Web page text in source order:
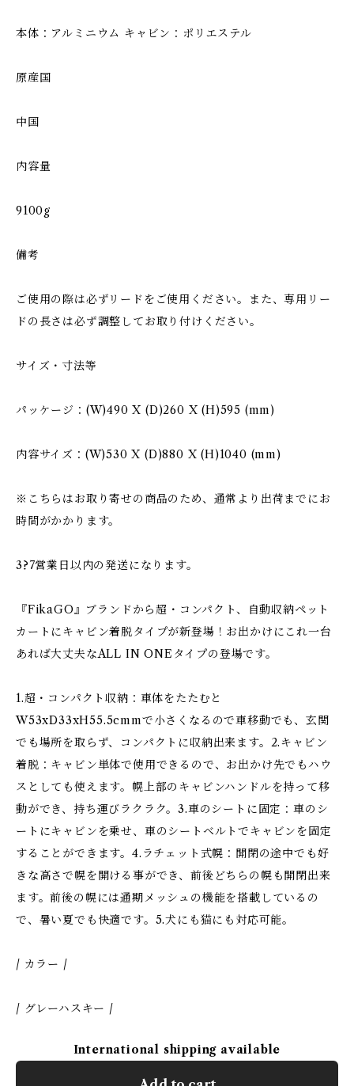
本体：アルミニウム キャビン：ポリエステル
原産国
中国
内容量
9100g
備考
ご使用の際は必ずリードをご使用ください。また、専用リー
ドの長さは必ず調整してお取り付けください。
サイズ・寸法等
パッケージ：(W)490 X (D)260 X (H)595 (mm)
内容サイズ：(W)530 X (D)880 X (H)1040 (mm)
※こちらはお取り寄せの商品のため、通常より出荷までにお
時間がかかります。
3?7営業日以内の発送になります。
『FikaGO』ブランドから超・コンパクト、自動収納ペット
カートにキャビン着脱タイプが新登場！お出かけにこれ一台
あれば大丈夫なALL IN ONEタイプの登場です。
1.超・コンパクト収納：車体をたたむと
W53xD33xH55.5cmmで小さくなるので車移動でも、玄関
でも場所を取らず、コンパクトに収納出来ます。2.キャビン
着脱：キャビン単体で使用できるので、お出かけ先でもハウ
スとしても使えます。幌上部のキャビンハンドルを持って移
動ができ、持ち運びラクラク。3.車のシートに固定：車のシ
ートにキャビンを乗せ、車のシートベルトでキャビンを固定
することができます。4.ラチェット式幌：開閉の途中でも好
きな高さで幌を開ける事ができ、前後どちらの幌も開閉出来
ます。前後の幌には通期メッシュの機能を搭載しているの
で、暑い夏でも快適です。5.犬にも猫にも対応可能。
/ カラー /
/ グレーハスキー /
International shipping available